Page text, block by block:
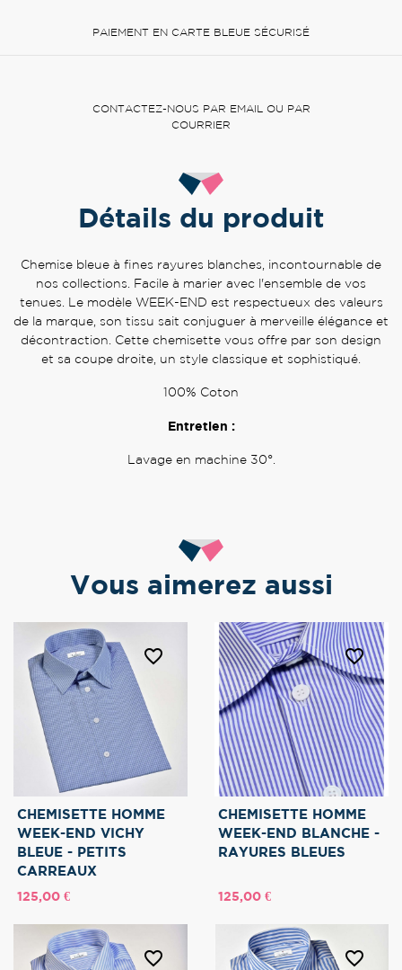
PAIEMENT EN CARTE BLEUE SÉCURISÉ
CONTACTEZ-NOUS PAR EMAIL OU PAR
COURRIER
Détails du produit
Chemise bleue à fines rayures blanches, incontournable de
nos collections. Facile à marier avec l'ensemble de vos
tenues. Le modèle WEEK-END est respectueux des valeurs
de la marque, son tissu sait conjuguer à merveille élégance et
décontraction. Cette chemisette vous offre par son design
et sa coupe droite, un style classique et sophistiqué.
100% Coton
Entretien :
Lavage en machine 30°.
Vous aimerez aussi
CHEMISETTE HOMME
WEEK-END VICHY
BLEUE - PETITS
CARREAUX
favorite_border
Prix
125,00 €
CHEMISETTE HOMME
WEEK-END BLANCHE -
RAYURES BLEUES
favorite_border
Prix
125,00 €
favorite_border favorite_border